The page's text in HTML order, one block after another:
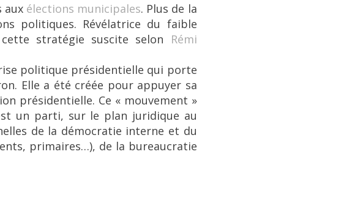
aux élections municipales. Plus de la
politiques. Révélatrice du faible
stratégie suscite selon Rémi
politique présidentielle qui porte
Elle a été créée pour appuyer sa
présidentielle. Ce « mouvement »
un parti, sur le plan juridique au
de la démocratie interne et du
primaires…), de la bureaucratie